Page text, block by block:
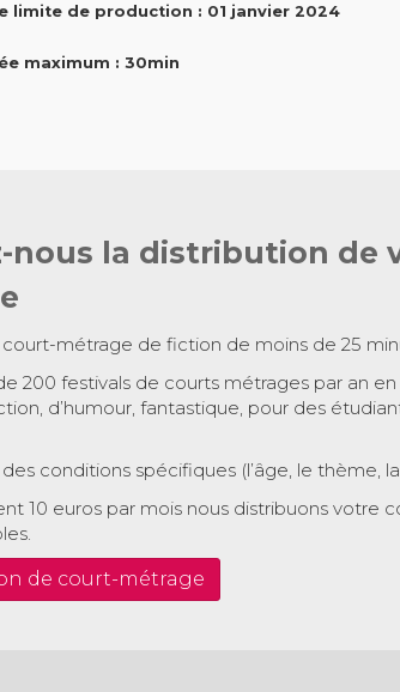
limite de production : 01 janvier 2024
maximum : 30min
nous la distribution de
court-métrage de fiction de moins de 25
200 festivals de courts métrages par an
d’humour, fantastique, pour des
conditions spécifiques (l’âge, le thème,
10 euros par mois nous distribuons votre
de court-métrage